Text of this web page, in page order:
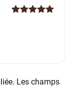
Les champs